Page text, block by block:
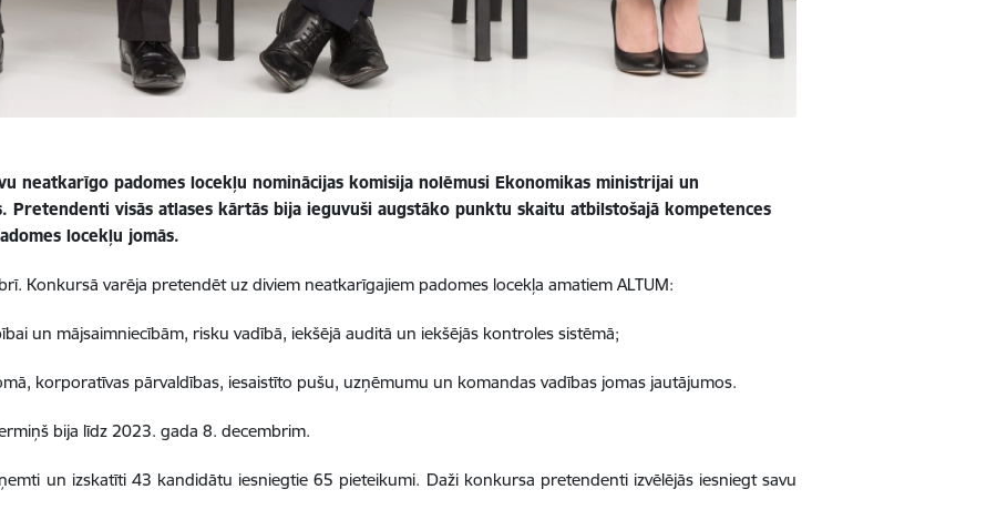
neatkarīgo padomes locekļu nominācijas komisija nolēmusi Ekonomikas ministrijai un
visās atlases kārtās bija ieguvuši augstāko punktu skaitu atbilstošajā kompetences
locekļu jomās.
Konkursā varēja pretendēt uz diviem neatkarīgajiem padomes locekļa amatiem ALTUM:
un mājsaimniecībām, risku vadībā, iekšējā auditā un iekšējās kontroles sistēmā;
korporatīvas pārvaldības, iesaistīto pušu, uzņēmumu un komandas vadības jomas jautājumos.
bija līdz 2023. gada 8. decembrim.
un izskatīti 43 kandidātu iesniegtie 65 pieteikumi. Daži konkursa pretendenti izvēlējās iesniegt savu